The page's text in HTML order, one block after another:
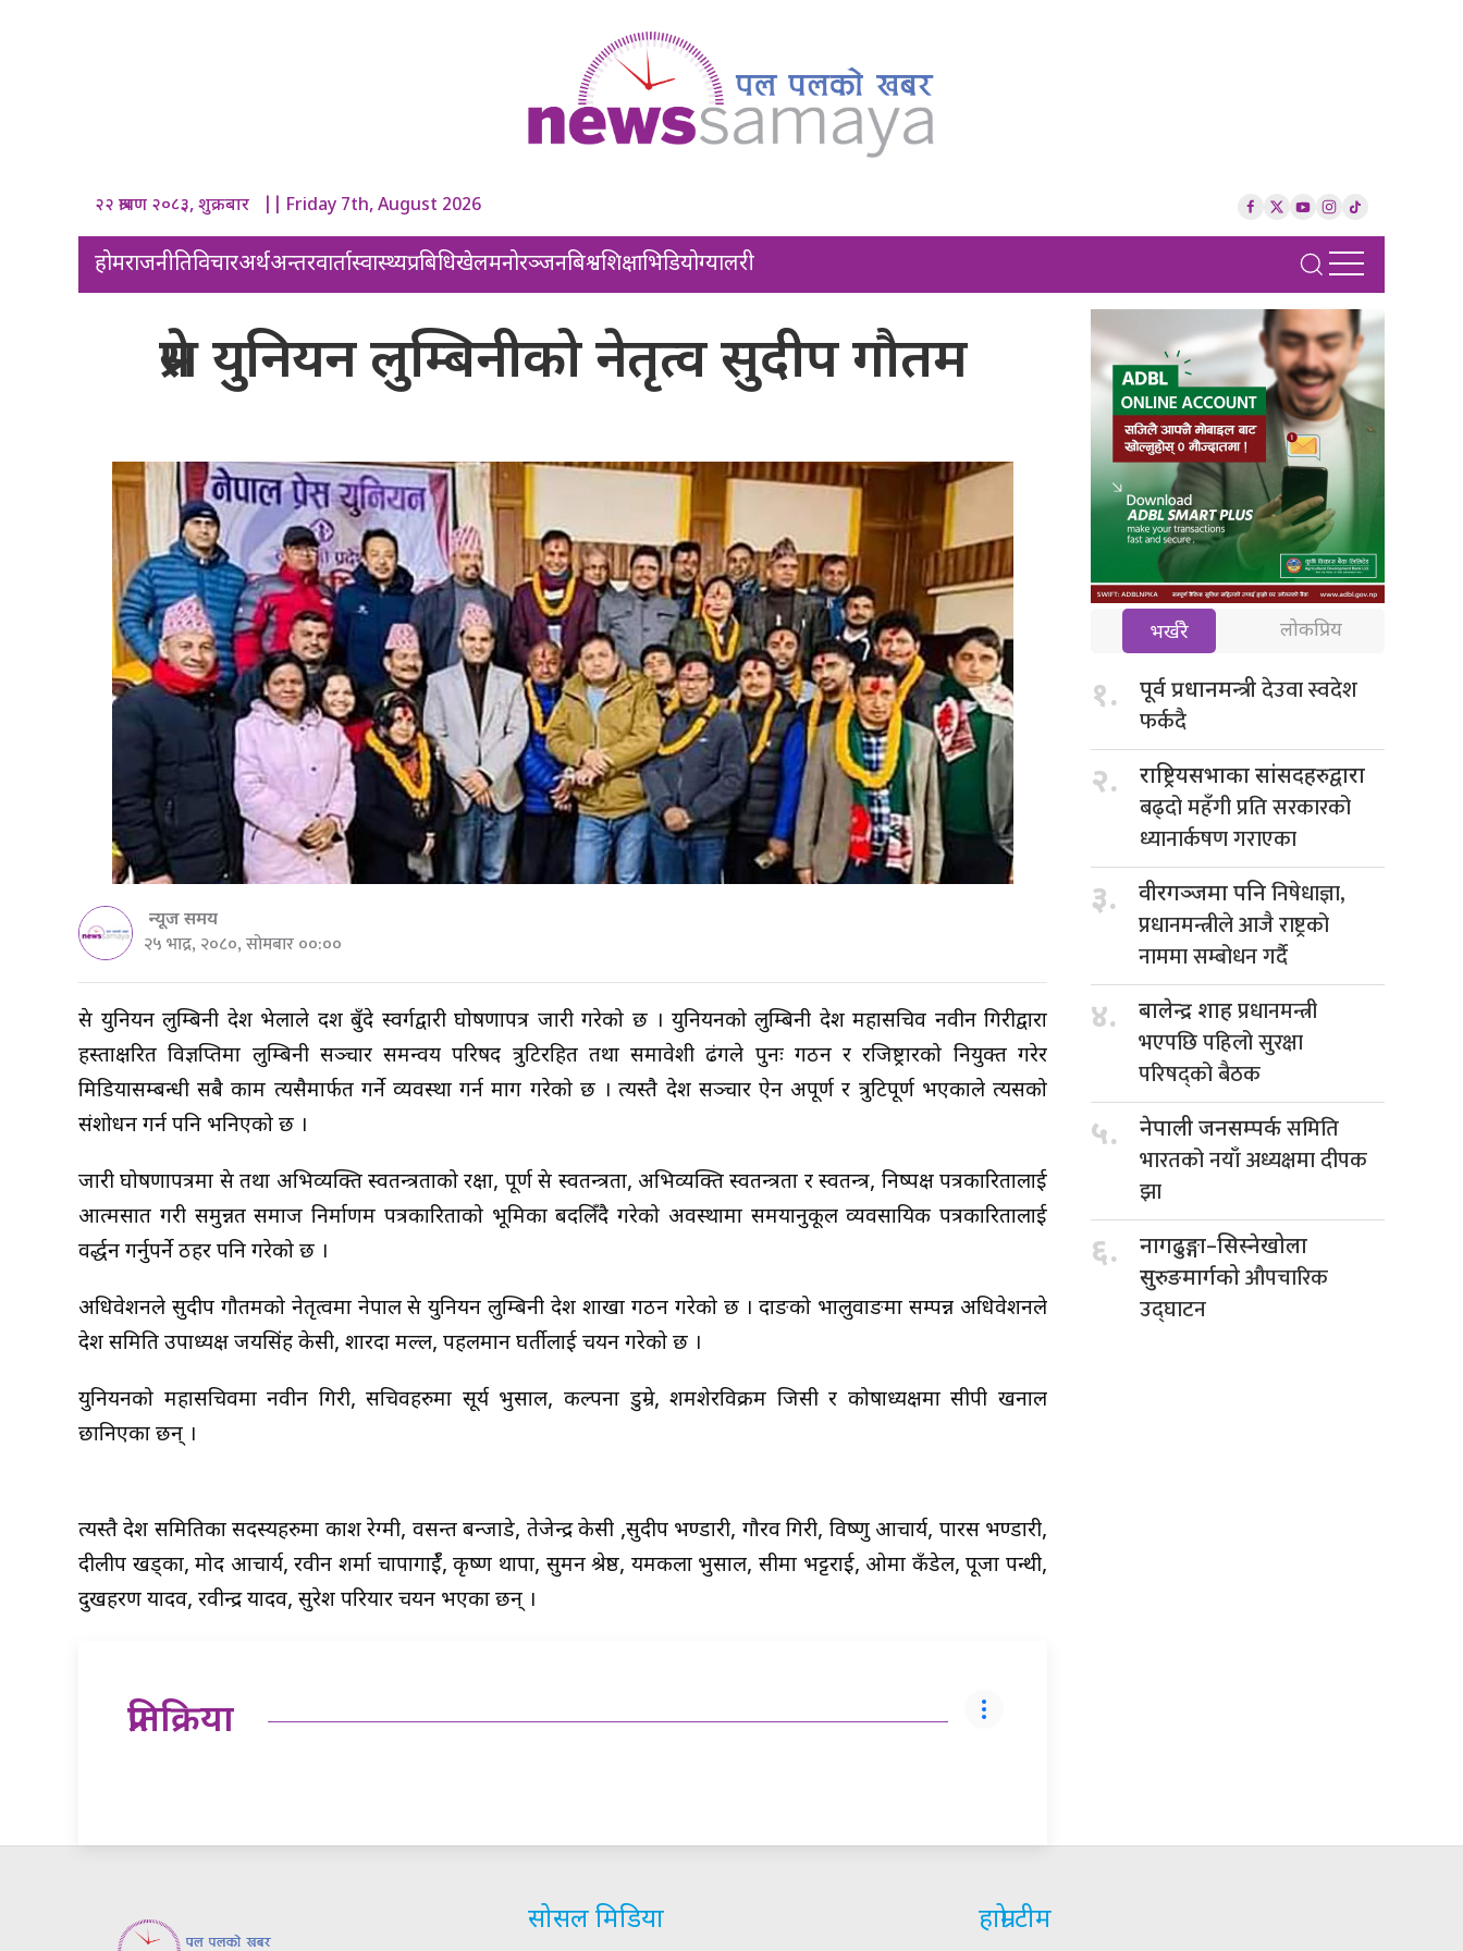
२२ श्रावण २०८३, शुक्रबार || Friday 7th, August 2026
होमराजनीतिविचारअर्थअन्तरवार्तास्वास्थ्यप्रबिधिखेलमनोरञ्जनबिश्वशिक्षाभिडियोग्यालरी
प्रेस युनियन लुम्बिनीको नेतृत्व सुदीप गौतम
न्यूज समय
२५ भाद्र, २०८०, सोमबार ००:००
प्रेस युनियन लुम्बिनी प्रदेश भेलाले दश बुँदे स्वर्गद्वारी घोषणापत्र जारी गरेको छ । युनियनको लुम्बिनी प्रदेश महासचिव नवीन गिरीद्वारा
हस्ताक्षरित विज्ञप्तिमा लुम्बिनी सञ्चार समन्वय परिषद त्रुटिरहित तथा समावेशी ढंगले पुनः गठन र रजिष्ट्रारको नियुक्त गरेर
मिडियासम्बन्धी सबै काम त्यसैमार्फत गर्ने व्यवस्था गर्न माग गरेको छ । त्यस्तै प्रदेश सञ्चार ऐन अपूर्ण र त्रुटिपूर्ण भएकाले त्यसको
संशोधन गर्न पनि भनिएको छ ।
जारी घोषणापत्रमा प्रेस तथा अभिव्यक्ति स्वतन्त्रताको रक्षा, पूर्ण प्रेस स्वतन्त्रता, अभिव्यक्ति स्वतन्त्रता र स्वतन्त्र, निष्पक्ष पत्रकारितालाई
आत्मसात गरी समुन्नत समाज निर्माणम पत्रकारिताको भूमिका बदलिँदै गरेको अवस्थामा समयानुकूल व्यवसायिक पत्रकारितालाई
प्रवर्द्धन गर्नुपर्ने ठहर पनि गरेको छ ।
अधिवेशनले सुदीप गौतमको नेतृत्वमा नेपाल प्रेस युनियन लुम्बिनी प्रदेश शाखा गठन गरेको छ । दाङको भालुवाङमा सम्पन्न अधिवेशनले
प्रदेश समिति उपाध्यक्ष जयसिंह केसी, शारदा मल्ल, पहलमान घर्तीलाई चयन गरेको छ ।
युनियनको महासचिवमा नवीन गिरी, सचिवहरुमा सूर्य भुसाल, कल्पना डुम्रे, शमशेरविक्रम जिसी र कोषाध्यक्षमा सीपी खनाल
छानिएका छन् ।
त्यस्तै प्रदेश समितिका सदस्यहरुमा प्रकाश रेग्मी, वसन्त बन्जाडे, तेजेन्द्र केसी ,सुदीप भण्डारी, गौरव गिरी, विष्णु आचार्य, पारस भण्डारी,
दीलीप खड्का, प्रमोद आचार्य, रवीन शर्मा चापागाईँ, कृष्ण थापा, सुमन श्रेष्ठ, यमकला भुसाल, सीमा भट्टराई, ओमा कँडेल, पूजा पन्थी,
दुखहरण यादव, रवीन्द्र यादव, सुरेश परियार चयन भएका छन् ।
प्रतिक्रिया
भर्खरै लोकप्रिय
१. पूर्व प्रधानमन्त्रीदेउवा स्वदेश
फर्कदै
२. राष्ट्रियसभाका सांसदहरुद्वारा
बढ्दो महँगी प्रति सरकारको
ध्यानार्कषण गराएका
३. वीरगञ्जमा पनिनिषेधाज्ञा,
प्रधानमन्त्रीले आजै राष्ट्रको
नाममा सम्बोधन गर्दै
४. बालेन्द्र शाहप्रधानमन्त्री
भएपछि पहिलो सुरक्षा
परिषद्को बैठक
५. नेपाली जनसम्पर्कसमिति
भारतको नयाँ अध्यक्षमा दीपक
झा
६.
नागढुङ्गा–सिस्नेखोला
सुरुङमार्गकोऔपचारिक
उद्घाटन
सोसल मिडिया हाम्रो टीम